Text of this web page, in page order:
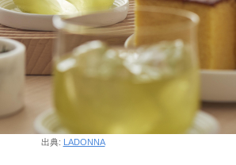
出典: LADONNA